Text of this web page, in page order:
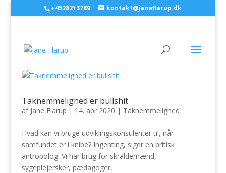
+4528213789 kontakt@janeflarup.dk
Taknemmelighed er bullshit
af Jane Flarup | 14. apr 2020 | Taknemmelighed
Hvad kan vi bruge udviklingskonsulenter til, når
samfundet er i knibe? Ingenting, siger en britisk
antropolog. Vi har brug for skraldemænd,
sygeplejersker, pædagoger,